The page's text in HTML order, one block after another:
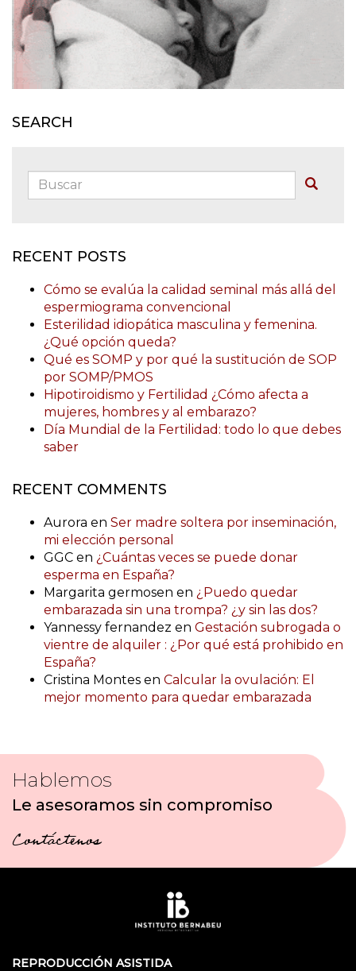
SEARCH
Buscar:
RECENT POSTS
Cómo se evalúa la calidad seminal más allá del
espermiograma convencional
Esterilidad idiopática masculina y femenina.
¿Qué opción queda?
Qué es SOMP y por qué la sustitución de SOP
por SOMP/PMOS
Hipotiroidismo y Fertilidad ¿Cómo afecta a
mujeres, hombres y al embarazo?
Día Mundial de la Fertilidad: todo lo que debes
saber
RECENT COMMENTS
Aurora en Ser madre soltera por inseminación,
mi elección personal
GGC en ¿Cuántas veces se puede donar
esperma en España?
Margarita germosen en ¿Puedo quedar
embarazada sin una trompa? ¿y sin las dos?
Yannessy fernandez en Gestación subrogada o
vientre de alquiler : ¿Por qué está prohibido en
España?
Cristina Montes en Calcular la ovulación: El
mejor momento para quedar embarazada
Hablemos
Le asesoramos sin compromiso
Contáctenos
REPRODUCCIÓN ASISTIDA